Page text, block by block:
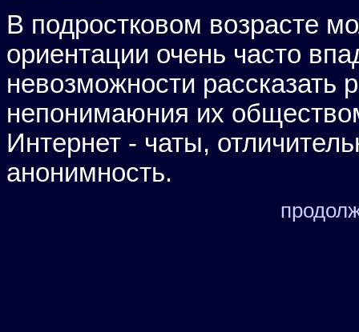
В подростковом возрасте
ориентации очень часто
невозможности рассказать
непонимаюния их
Интернет - чаты,
анонимность.